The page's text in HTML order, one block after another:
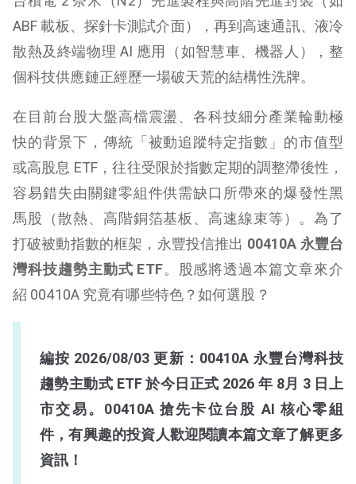
ABF 載板、探針卡測試介面），再到高速通訊、液冷
散熱及終端物理 AI 應用（如智慧車、機器人），整
個科技供應鏈正經歷一場破天荒的結構性洗牌。
在目前台股大盤高檔震盪、各科技細分產業輪動極
快的背景下，傳統「被動追蹤特定指數」的市值型
或高股息 ETF，往往受限於指數定期的調整滯後性，
容易錯失由關鍵零組件供需缺口所帶來的爆發性黑
馬股（散熱、高階銅箔基板、高速線束等）。為了
打破被動指數的框架，永豐投信推出 00410A 永豐台
灣科技趨勢主動式 ETF。股感將透過本篇文章來介
紹 00410A 究竟有哪些特色？如何選股？
編按 2026/08/03 更新：00410A 永豐台灣科技
趨勢主動式 ETF 於今日正式 2026 年 8月 3 日上
市交易。00410A 搶先卡位台股 AI 核心零組
件，有興趣的投資人歡迎閱讀本篇文章了解更多
資訊！